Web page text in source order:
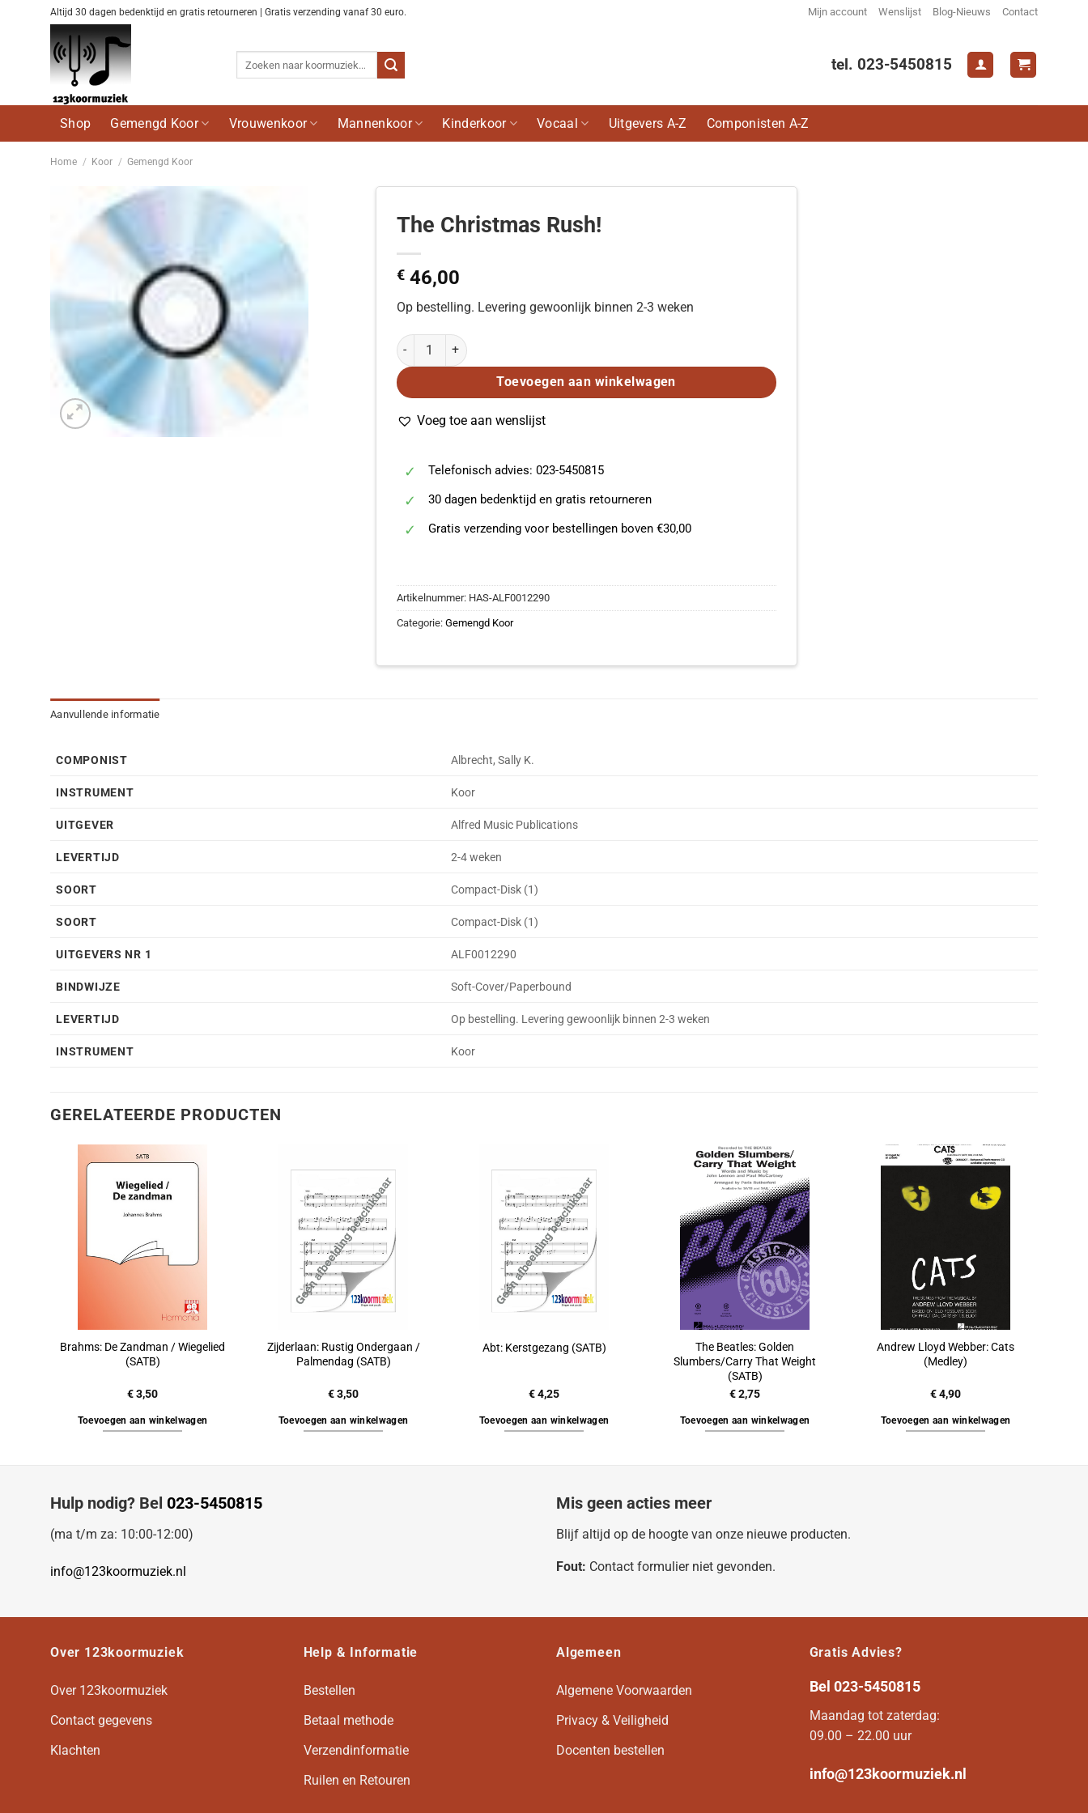
Altijd 30 dagen bedenktijd en gratis retourneren | Gratis verzending vanaf 30 euro. Mijn account Wenslijst Blog-Nieuws Contact
tel. 023-5450815
Shop Gemengd Koor Vrouwenkoor Mannenkoor Kinderkoor Vocaal Uitgevers A-Z Componisten A-Z
Home / Koor / Gemengd Koor
Voeg
toe aan
The Christmas Rush!
€46,00
Op bestelling. Levering gewoonlijk binnen 2-3 weken
The Christmas Rush! aantal
Toevoegen aan winkelwagen
Voeg toe aan wenslijst
Telefonisch advies: 023-5450815
30 dagen bedenktijd en gratis retourneren
Gratis verzending voor bestellingen boven €30,00
Artikelnummer: HAS-ALF0012290
Categorie: Gemengd Koor
Aanvullende informatie
COMPONIST Albrecht, Sally K.
INSTRUMENT Koor
UITGEVER Alfred Music Publications
LEVERTIJD 2-4 weken
SOORT Compact-Disk (1)
SOORT Compact-Disk (1)
UITGEVERS NR 1 ALF0012290
BINDWIJZE Soft-Cover/Paperbound
LEVERTIJD Op bestelling. Levering gewoonlijk binnen 2-3 weken
INSTRUMENT Koor
GERELATEERDE PRODUCTEN
Brahms: De Zandman / Wiegelied
(SATB)
€3,50
Toevoegen aan winkelwagen
Zijderlaan: Rustig Ondergaan /
Palmendag (SATB)
€3,50
Toevoegen aan winkelwagen
Abt: Kerstgezang (SATB)
€4,25
Toevoegen aan winkelwagen
The Beatles: Golden
Slumbers/Carry That Weight
(SATB)
€2,75
Toevoegen aan winkelwagen
Andrew Lloyd Webber: Cats
(Medley)
€4,90
Toevoegen aan winkelwagen
Hulp nodig? Bel 023-5450815
(ma t/m za: 10:00-12:00)
info@123koormuziek.nl
Mis geen acties meer
Blijf altijd op de hoogte van onze nieuwe producten.
Fout: Contact formulier niet gevonden.
Over 123koormuziek
Over 123koormuziek
Contact gegevens
Klachten
Help & Informatie
Bestellen
Betaal methode
Verzendinformatie
Ruilen en Retouren
Algemeen
Algemene Voorwaarden
Privacy & Veiligheid
Docenten bestellen
Gratis Advies?
Bel 023-5450815
Maandag tot zaterdag:
09.00 – 22.00 uur
info@123koormuziek.nl